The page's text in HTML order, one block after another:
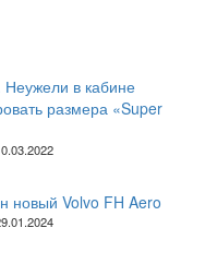
Неужели в кабине
размера «Super
новый Volvo FH Aero